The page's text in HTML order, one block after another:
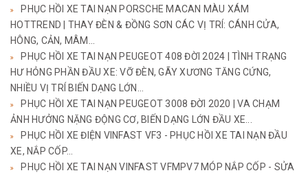
PHỤC HỒI XE TAI NẠN PORSCHE MACAN MÀU XÁM
HOTTREND | THAY ĐÈN & ĐỒNG SƠN CÁC VỊ TRÍ: CÁNH CỬA,
HÔNG, CẢN, MÂM...
PHỤC HỒI XE TAI NẠN PEUGEOT 408 ĐỜI 2024 | TÌNH TRẠNG
HƯ HỎNG PHẦN ĐẦU XE: VỠ ĐÈN, GÃY XƯƠNG TĂNG CỨNG,
NHIỀU VỊ TRÍ BIẾN DẠNG LỚN...
PHỤC HỒI XE TAI NẠN PEUGEOT 3008 ĐỜI 2020 | VA CHẠM
ẢNH HƯỞNG NẶNG ĐỘNG CƠ, BIẾN DẠNG LỚN ĐẦU XE...
PHỤC HỒI XE ĐIỆN VINFAST VF3 - PHỤC HỒI XE TAI NẠN ĐẦU
XE, NẮP CỐP...
PHỤC HỒI XE TAI NẠN VINFAST VFMPV7 MÓP NẮP CỐP - SỬA